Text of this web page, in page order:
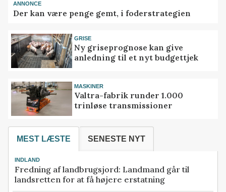
ANNONCE
Der kan være penge gemt, i foderstrategien
GRISE
Ny griseprognose kan give
anledning til et nyt budgettjek
MASKINER
Valtra-fabrik runder 1.000
trinløse transmissioner
MEST LÆSTE SENESTE NYT
INDLAND
Fredning af landbrugsjord: Landmand går til
landsretten for at få højere erstatning